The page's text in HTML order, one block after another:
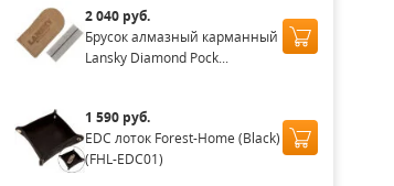
2 040 руб.
Брусок алмазный карманный
Lansky Diamond Pock...
1 590 руб.
EDC лоток Forest-Home (Black)
(FHL-EDC01)